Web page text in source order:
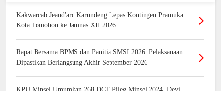
Kakwarcab Jeand'arc Karundeng Lepas Kontingen Pramuka
Kota Tomohon ke Jamnas XII 2026
Rapat Bersama BPMS dan Panitia SMSI 2026. Pelaksanaan
Dipastikan Berlangsung Akhir September 2026
KPU Minsel Umumkan 268 DCT Pileg Minsel 2024, Devi